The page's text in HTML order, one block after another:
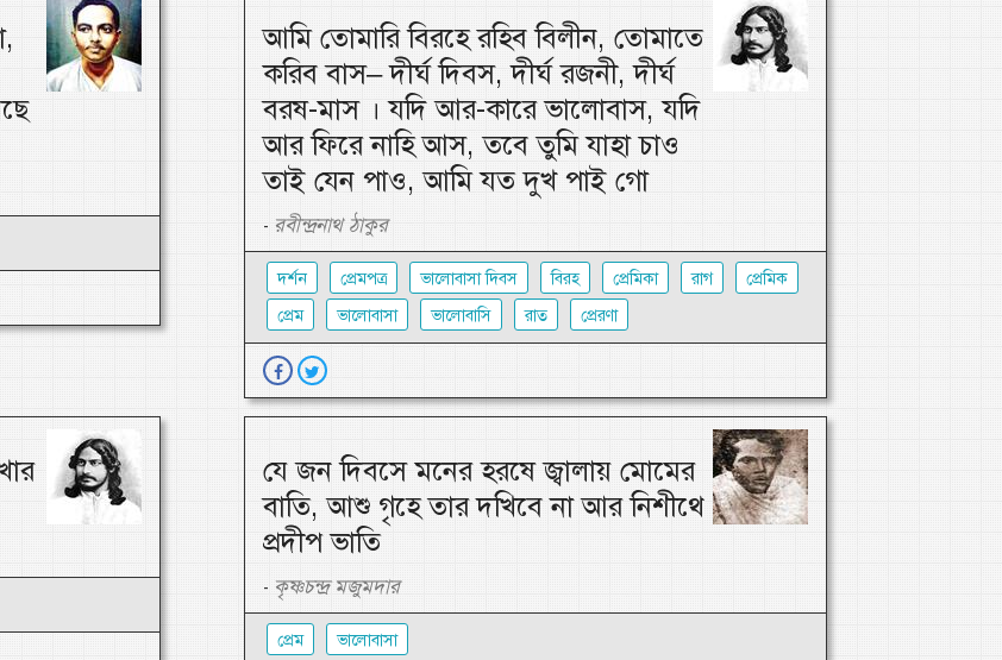
আমি তোমারি বিরহে রহিব বিলীন, তোমাতে
করিব বাস– দীর্ঘ দিবস, দীর্ঘ রজনী, দীর্ঘ
বরষ-মাস । যদি আর-কারে ভালোবাস, যদি
আর ফিরে নাহি আস, তবে তুমি যাহা চাও
তাই যেন পাও, আমি যত দুখ পাই গো
- রবীন্দ্রনাথ ঠাকুর
দর্শন প্রেমপত্র ভালোবাসা দিবস বিরহ প্রেমিকা রাগ
প্রেমিক
প্রেম
ভালোবাসা ভালোবাসি রাত প্রেরণা
যে জন দিবসে মনের হরষে জ্বালায় মোমের
বাতি, আশু গৃহে তার দখিবে না আর নিশীথে
প্রদীপ ভাতি
- কৃষ্ণচন্দ্র মজুমদার
প্রেম ভালোবাসা